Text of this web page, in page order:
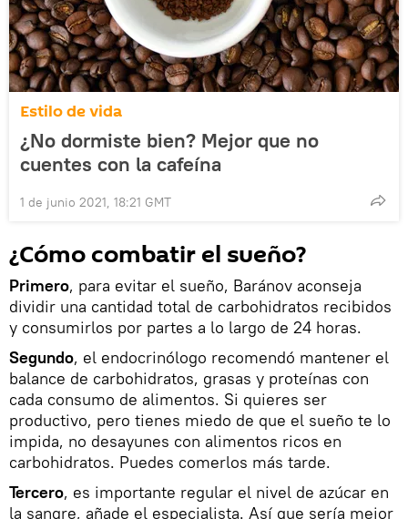
Estilo de vida
¿No dormiste bien? Mejor que no
cuentes con la cafeína
1 de junio 2021, 18:21 GMT
¿Cómo combatir el sueño?
Primero, para evitar el sueño, Baránov aconseja
dividir una cantidad total de carbohidratos recibidos
y consumirlos por partes a lo largo de 24 horas.
Segundo, el endocrinólogo recomendó mantener el
balance de carbohidratos, grasas y proteínas con
cada consumo de alimentos. Si quieres ser
productivo, pero tienes miedo de que el sueño te lo
impida, no desayunes con alimentos ricos en
carbohidratos. Puedes comerlos más tarde.
Tercero, es importante regular el nivel de azúcar en
la sangre, añade el especialista. Así que sería mejor